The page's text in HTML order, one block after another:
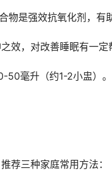
是强效抗氧化剂，有
效，对改善睡眠有一定
毫升（约1-2小盅）
荐三种家庭常用方法：